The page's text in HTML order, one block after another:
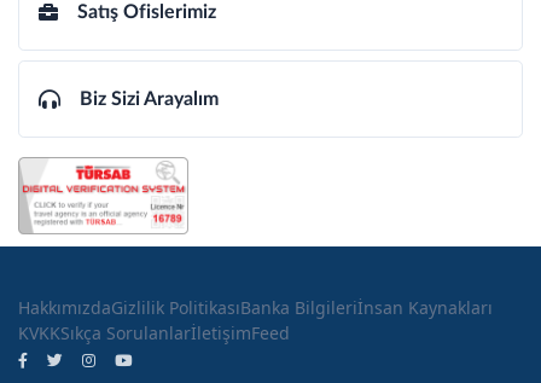
Satış Ofislerimiz
Biz Sizi Arayalım
HakkımızdaGizlilik PolitikasıBanka Bilgileriİnsan Kaynakları
KVKKSıkça SorulanlarİletişimFeed